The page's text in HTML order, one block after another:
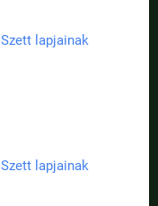
Szett lapjainak
Szett lapjainak